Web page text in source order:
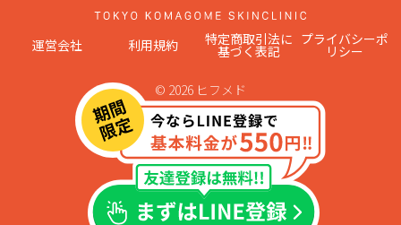
運営会社 利用規約 特定商取引法に
基づく表記
プライバシーポ
リシー
© 2026 ヒフメド